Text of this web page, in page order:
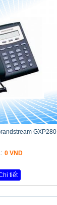
GXP280
0 VND
tiết